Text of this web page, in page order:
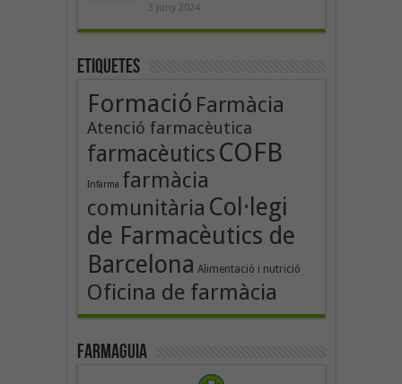
3 juny 2024
Etiquetes
Formació Farmàcia
Atenció farmacèutica
farmacèutics COFB
Infarma farmàcia
comunitària Col·legi
de Farmacèutics de
Barcelona Alimentació i nutrició
Oficina de farmàcia
Farmaguia